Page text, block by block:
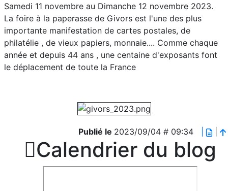
Samedi 11 novembre au Dimanche 12 novembre 2023.
La foire à la paperasse de Givors est l'une des plus
importante manifestation de cartes postales, de
philatélie , de vieux papiers, monnaie.... Comme chaque
année et depuis 44 ans , une centaine d'exposants font
le déplacement de toute la France
Publié le 2023/09/04 # 09:34
Calendrier du blog